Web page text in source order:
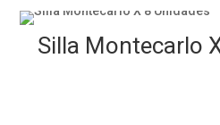
Silla Montecarlo